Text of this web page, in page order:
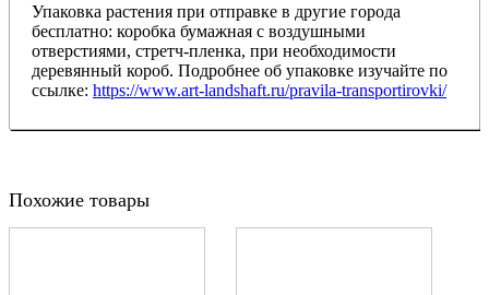
Упаковка растения при отправке в другие города
бесплатно: коробка бумажная с воздушными
отверстиями, стретч-пленка, при необходимости
деревянный короб. Подробнее об упаковке изучайте по
ссылке: https://www.art-landshaft.ru/pravila-transportirovki/
Похожие товары